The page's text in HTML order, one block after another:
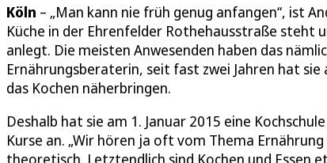
Köln – „Man kann nie früh genug anfangen“, ist
Küche in der Ehrenfelder Rothehausstraße steht
anlegt. Die meisten Anwesenden haben das
Ernährungsberaterin, seit fast zwei Jahren hat
das Kochen näherbringen.
Deshalb hat sie am 1. Januar 2015 eine
Kurse an. „Wir hören ja oft vom Thema